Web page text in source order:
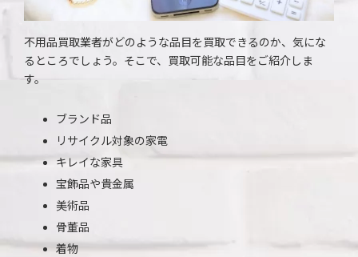
不用品買取業者がどのような品目を買取できるのか、気にな
るところでしょう。そこで、買取可能な品目をご紹介しま
す。
ブランド品
リサイクル対象の家電
キレイな家具
宝飾品や貴金属
美術品
骨董品
着物